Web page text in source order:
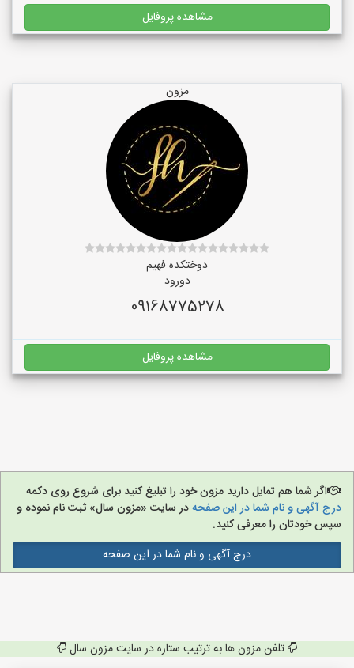
مشاهده پروفایل
مزون
دوختکده فهیم
دورود
09168775278
مشاهده پروفایل
اگر شما هم تمایل دارید مزون خود را تبلیغ کنید برای شروع روی دکمه
درج آگهی و نام شما در این صفحهدر سایت «مزون سال» ثبت نام نموده و
سپس خودتان را معرفی کنید.
درج آگهی و نام شما در این صفحه
تلفن مزون ها به ترتیب ستاره در سایت مزون سال